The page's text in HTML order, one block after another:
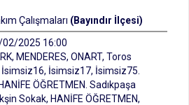
Çalışmaları (Bayındır İlçesi)
2025 16:00
MENDERES, ONART, Toros
İsimsiz17, İsimsiz75.
ÖĞRETMEN. Sadıkpaşa
Sokak, HANİFE ÖĞRETMEN,